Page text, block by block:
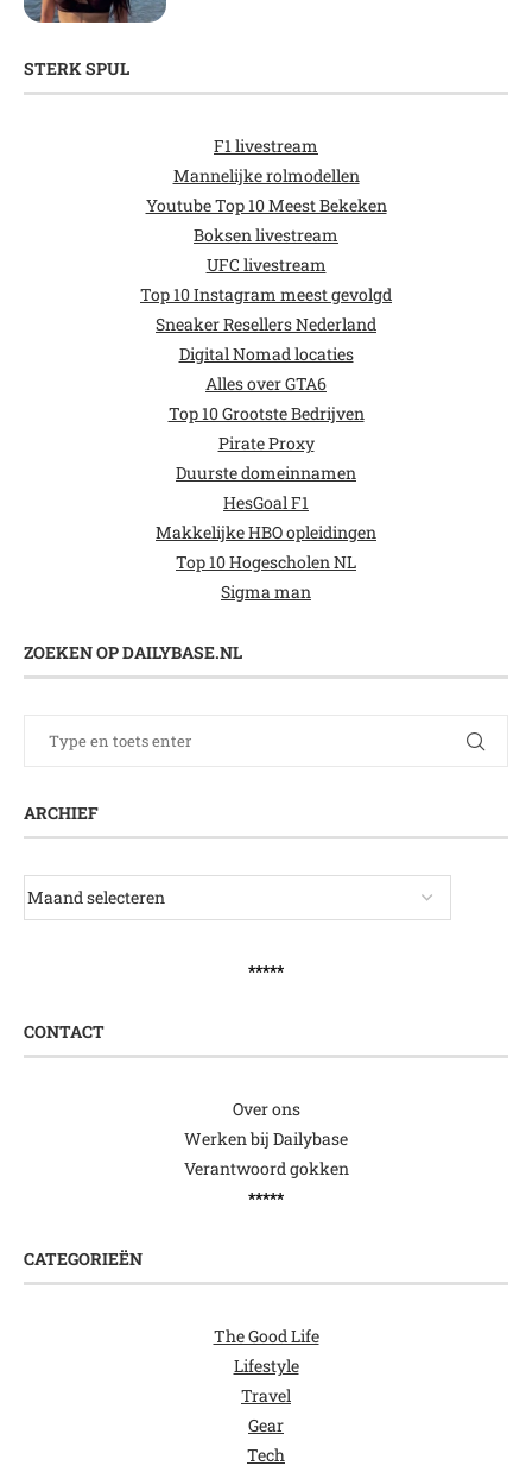
STERK SPUL
F1 livestream
Mannelijke rolmodellen
Youtube Top 10 Meest Bekeken
Boksen livestream
UFC livestream
Top 10 Instagram meest gevolgd
Sneaker Resellers Nederland
Digital Nomad locaties
Alles over GTA6
Top 10 Grootste Bedrijven
Pirate Proxy
Duurste domeinnamen
HesGoal F1
Makkelijke HBO opleidingen
Top 10 Hogescholen NL
Sigma man
ZOEKEN OP DAILYBASE.NL
ARCHIEF
*****
CONTACT
Over ons
Werken bij Dailybase
Verantwoord gokken
*****
CATEGORIEËN
The Good Life
Lifestyle
Travel
Gear
Tech